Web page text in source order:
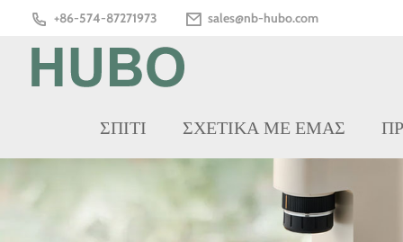
+86-574-87271973 sales@nb-hubo.com
ΣΠΊΤΙ ΣΧΕΤΙΚΆ ΜΕ ΕΜΆΣ